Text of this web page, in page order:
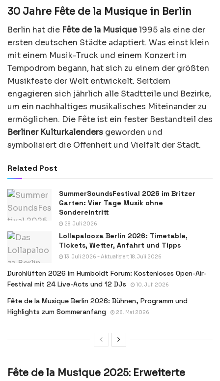
30 Jahre Fête de la Musique in Berlin
Berlin hat die Fête de la Musique1995 als eine der
ersten deutschen Städte adaptiert. Was einst klein
mit einem Musik-Truck und einem Konzert im
Tempodrom begann, hat sich zu einem der größten
Musikfeste der Welt entwickelt. Seitdem
engagieren sich jährlich alle Stadtteile und Bezirke,
um ein nachhaltiges musikalisches Miteinander zu
ermöglichen. Die Fête ist ein fester Bestandteil des
Berliner Kulturkalenders geworden und
symbolisiert die Offenheit und Vielfalt der Stadt.
Related Post
SummerSoundsFestival 2026 im Britzer
Garten: Vier Tage Musik ohne
Sondereintritt
28. Juli 2026
Lollapalooza Berlin 2026: Timetable,
Tickets, Wetter, Anfahrt und Tipps
13. Juli 2026 - Aktualisiert 18. Juli 2026
Durchlüften 2026 im Humboldt Forum: Kostenloses Open-Air-
Festival mit 24 Live-Acts und 12 DJs
10. Juli 2026
Fête de la Musique Berlin 2026: Bühnen, Programm und
Highlights zum Sommeranfang
26. Mai 2026
Fête de la Musique 2025: Erweiterte